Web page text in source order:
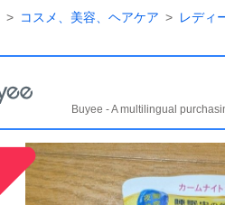
コスメ、美容、ヘアケア レディ
Buyee - A multilingual